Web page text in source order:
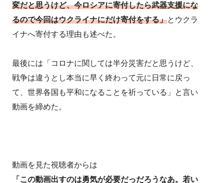
変だと思うけど、今ロシアに寄付したら武器支援にな
るので今回はウクライナにだけ寄付をする」とウクラ
イナへ寄付する理由も述べた。
最後には「コロナに関しては半分災害だと思うけど、
戦争は違うとし本当に早く終わって元に日常に戻っ
て、世界各国も平和になることを祈っている」と言い
動画を締めた。
動画を見た視聴者からは
「この動画出すのは勇気が必要だっだろうなあ。若い